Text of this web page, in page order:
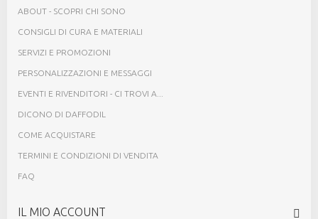
ABOUT - SCOPRI CHI SONO
CONSIGLI DI CURA E MATERIALI
SERVIZI E PROMOZIONI
PERSONALIZZAZIONI E MESSAGGI
EVENTI E RIVENDITORI - CI TROVI A...
DICONO DI DAFFODIL
COME ACQUISTARE
TERMINI E CONDIZIONI DI VENDITA
FAQ
IL MIO ACCOUNT